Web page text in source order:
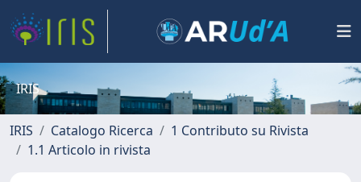
IRIS
IRIS Catalogo Ricerca
1 Contributo su Rivista
1.1 Articolo in rivista